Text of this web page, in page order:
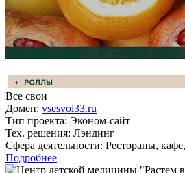
Все свои
Домен: vsesvoi33.ru
Тип проекта: Эконом-сайт
Тех. решения: Лэндинг
Сфера деятельности: Рестораны,
Подробнее